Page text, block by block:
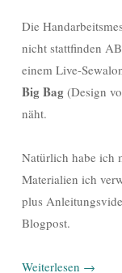
Die
nicht stattfinden
einem Live-
Big Bag (Design
näht.
Natürlich habe ich
Materialien ich
plus
Blogpost.
Weiterlesen →